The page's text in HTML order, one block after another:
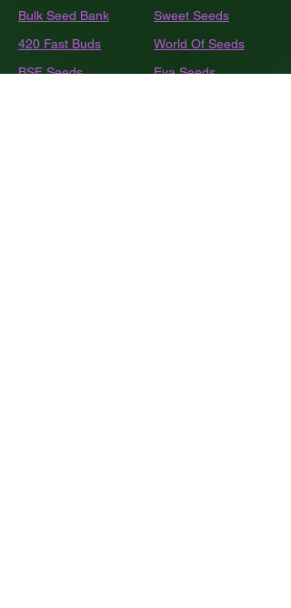
Bulk Seed Bank
Sweet Seeds
420 Fast Buds
World Of Seeds
BSF Seeds
Eva Seeds